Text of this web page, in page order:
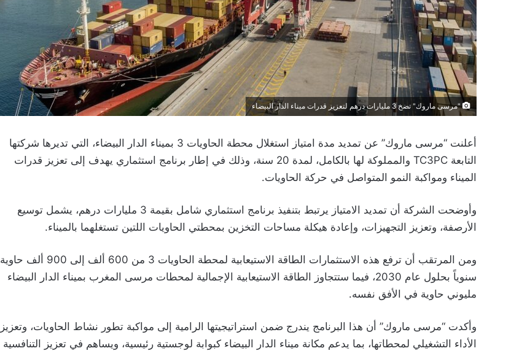
"مرسى ماروك" تضخ 3 مليارات درهم لتعزيز قدرات ميناء الدار البيضاء
أعلنت “مرسى ماروك” عن تمديد مدة امتياز استغلال محطة الحاويات 3 بميناء الدار البيضاء، التي تديرها شركتها
التابعة TC3PC والمملوكة لها بالكامل، لمدة 20 سنة، وذلك في إطار برنامج استثماري يهدف إلى تعزيز قدرات
الميناء ومواكبة النمو المتواصل في حركة الحاويات.
وأوضحت الشركة أن تمديد الامتياز يرتبط بتنفيذ برنامج استثماري شامل بقيمة 3 مليارات درهم، يشمل توسيع
الأرصفة، وتعزيز التجهيزات، وإعادة هيكلة مساحات التخزين بمحطتي الحاويات اللتين تستغلهما بالميناء.
ومن المرتقب أن ترفع هذه الاستثمارات الطاقة الاستيعابية لمحطة الحاويات 3 من 600 ألف إلى 900 ألف حاوية
سنوياً بحلول عام 2030، فيما ستتجاوز الطاقة الاستيعابية الإجمالية لمحطات مرسى المغرب بميناء الدار البيضاء
مليوني حاوية في الأفق نفسه.
وأكدت “مرسى ماروك” أن هذا البرنامج يندرج ضمن استراتيجيتها الرامية إلى مواكبة تطور نشاط الحاويات، وتعزيز
الأداء التشغيلي لمحطاتها، بما يدعم مكانة ميناء الدار البيضاء كبوابة لوجستية رئيسية، ويساهم في تعزيز التنافسية